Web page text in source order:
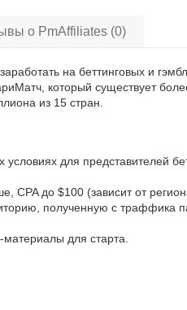
о PmAffiliates (0)
на беттинговых и
который существует
из 15 стран.
для представителей
до $100 (зависит от
полученную с траффика
для старта.